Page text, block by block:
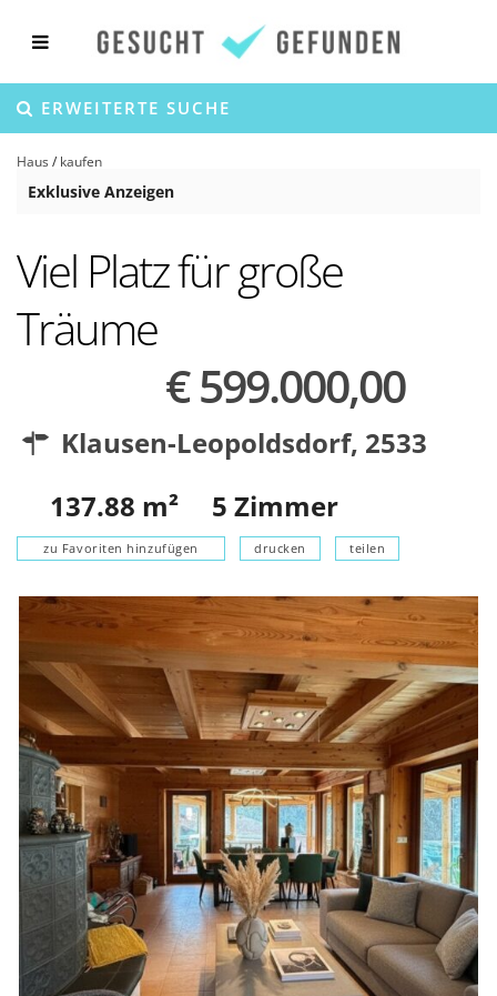
ERWEITERTE SUCHE
Haus/ kaufen
Exklusive Anzeigen
Viel Platz für große
Träume
€ 599.000,00
Klausen-Leopoldsdorf, 2533
137.88 m² 5 Zimmer
zu Favoriten hinzufügen drucken teilen